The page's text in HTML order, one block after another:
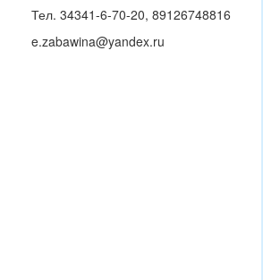
Тел. 34341-6-70-20, 89126748816
e.zabawina@yandex.ru